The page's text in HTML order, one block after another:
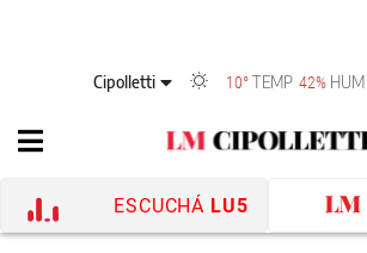
Cipolletti 10° TEMP 42% HUM
ESCUCHÁ LU5